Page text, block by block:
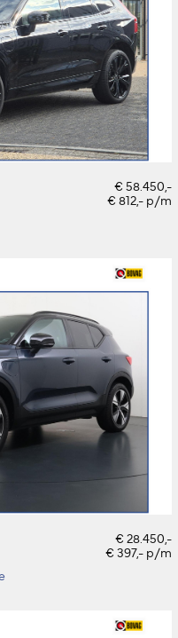
€ 58.450,-
€ 812,- p/m
€ 28.450,-
€ 397,- p/m